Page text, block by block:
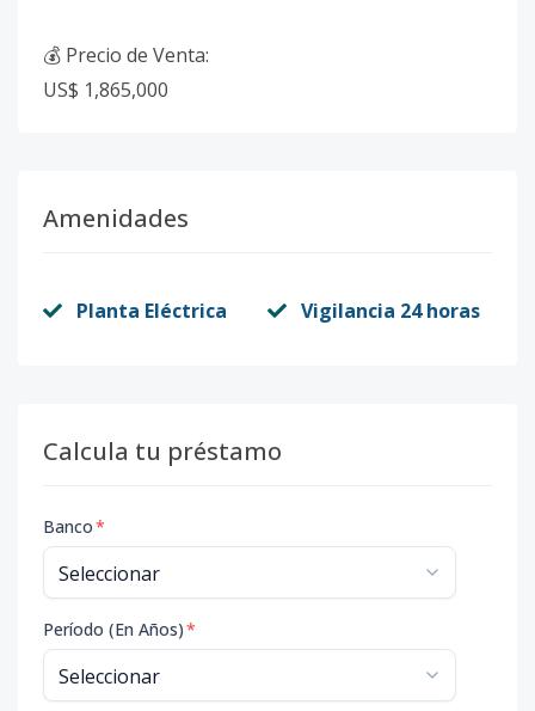
💰 Precio de Venta:
US$ 1,865,000
Amenidades
Planta Eléctrica Vigilancia 24 horas
Calcula tu préstamo
Banco*
Período (En Años)*